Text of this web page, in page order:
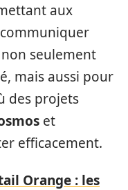
aux
seulement
mais aussi pour
des projets
et
efficacement.
Orange : les